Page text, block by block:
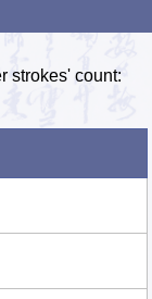
strokes' count: